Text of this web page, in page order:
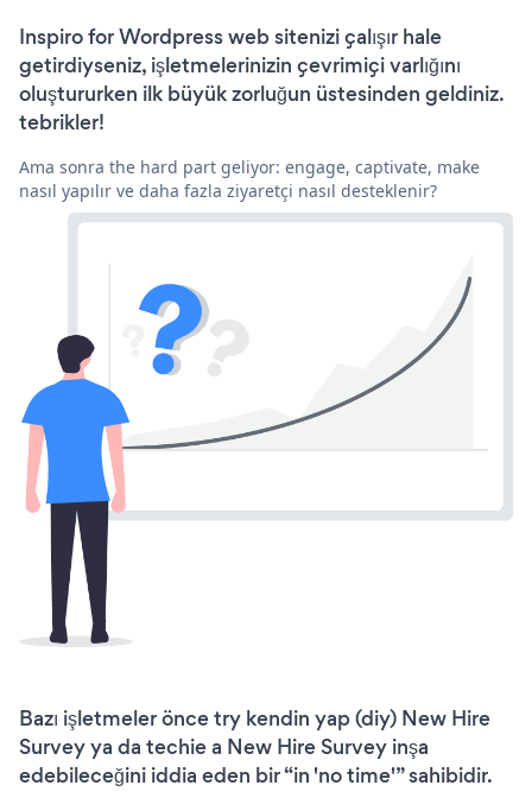
Inspiro for Wordpress web sitenizi çalışır hale
getirdiyseniz, işletmelerinizin çevrimiçi varlığını
oluştururken ilk büyük zorluğun üstesinden geldiniz.
tebrikler!
Ama sonra the hard part geliyor: engage, captivate, make
nasıl yapılır ve daha fazla ziyaretçi nasıl desteklenir?
Bazı işletmeler önce try kendin yap (diy) New Hire
Survey ya da techie a New Hire Survey inşa
edebileceğini iddia eden bir “in 'no time'” sahibidir.